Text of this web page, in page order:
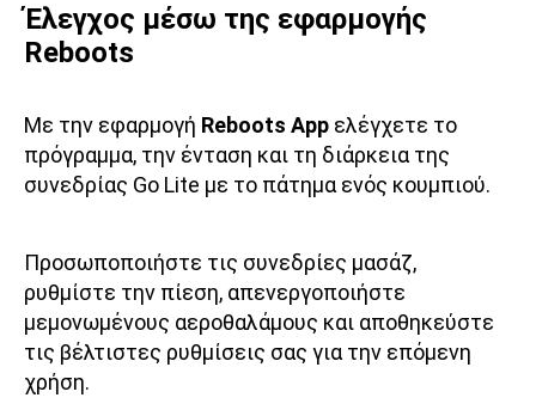
Έλεγχος μέσω της εφαρμογής
Reboots
Με την εφαρμογή Reboots App ελέγχετε το
πρόγραμμα, την ένταση και τη διάρκεια της
συνεδρίας Go Lite με το πάτημα ενός κουμπιού.
Προσωποποιήστε τις συνεδρίες μασάζ,
ρυθμίστε την πίεση, απενεργοποιήστε
μεμονωμένους αεροθαλάμους και αποθηκεύστε
τις βέλτιστες ρυθμίσεις σας για την επόμενη
χρήση.